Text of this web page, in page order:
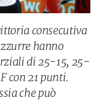
consecutiva
hanno
di 25-15, 25-
con 21 punti.
che può